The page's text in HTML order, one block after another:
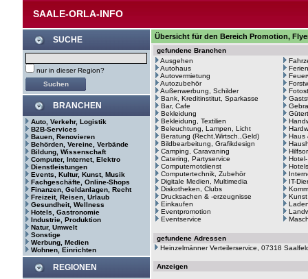
SAALE-ORLA-INFO
SUCHE
nur in dieser Region?
BRANCHEN
Auto, Verkehr, Logistik
B2B-Services
Bauen, Renovieren
Behörden, Vereine, Verbände
Bildung, Wissenschaft
Computer, Internet, Elektro
Dienstleistungen
Events, Kultur, Kunst, Musik
Fachgeschäfte, Online-Shops
Finanzen, Geldanlagen, Recht
Freizeit, Reisen, Urlaub
Gesundheit, Wellness
Hotels, Gastronomie
Industrie, Produktion
Natur, Umwelt
Sonstige
Werbung, Medien
Wohnen, Einrichten
REGIONEN
Übersicht für den Bereich Promotion,
gefundene Branchen
Ausgehen
Autohaus
Autovermietung
Autozubehör
Außenwerbung, Schilder
Bank, Kreditinstitut, Sparkasse
Bar, Cafe
Bekleidung
Bekleidung, Textilien
Beleuchtung, Lampen, Licht
Beratung (Recht,Wirtsch.,Geld)
Bildbearbeitung, Grafikdesign
Camping, Caravaning
Catering, Partyservice
Computernotdienst
Computertechnik, Zubehör
Digitale Medien, Multimedia
Diskotheken, Clubs
Drucksachen & -erzeugnisse
Einkaufen
Eventpromotion
Eventservice
Haus
IT-
Kunst
gefundene Adressen
Heinzelmänner Verteilerservice, 07318
Anzeigen